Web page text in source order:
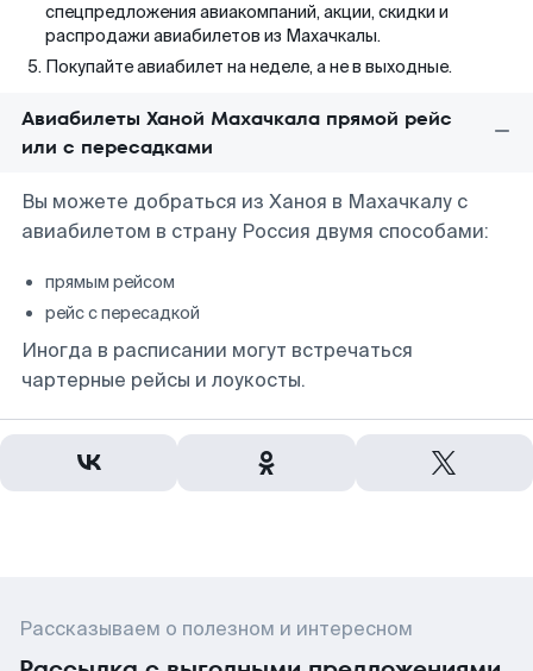
спецпредложения авиакомпаний, акции, скидки и
распродажи авиабилетов из Махачкалы.
Покупайте авиабилет на неделе, а не в выходные.
Авиабилеты Ханой Махачкала прямой рейс
или с пересадками
Вы можете добраться из Ханоя в Махачкалу с
авиабилетом в страну Россия двумя способами:
прямым рейсом
рейс с пересадкой
Иногда в расписании могут встречаться
чартерные рейсы и лоукосты.
Рассказываем о полезном и интересном